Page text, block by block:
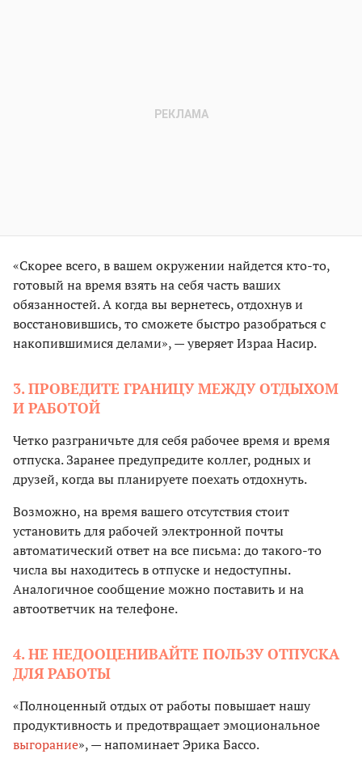
«Скорее всего, в вашем окружении найдется кто-то,
готовый на время взять на себя часть ваших
обязанностей. А когда вы вернетесь, отдохнув и
восстановившись, то сможете быстро разобраться с
накопившимися делами», — уверяет Израа Насир.
3. ПРОВЕДИТЕ ГРАНИЦУ МЕЖДУ ОТДЫХОМ
И РАБОТОЙ
Четко разграничьте для себя рабочее время и время
отпуска. Заранее предупредите коллег, родных и
друзей, когда вы планируете поехать отдохнуть.
Возможно, на время вашего отсутствия стоит
установить для рабочей электронной почты
автоматический ответ на все письма: до такого-то
числа вы находитесь в отпуске и недоступны.
Аналогичное сообщение можно поставить и на
автоответчик на телефоне.
4. НЕ НЕДООЦЕНИВАЙТЕ ПОЛЬЗУ ОТПУСКА
ДЛЯ РАБОТЫ
«Полноценный отдых от работы повышает нашу
продуктивность и предотвращает эмоциональное
выгорание», — напоминает Эрика Бассо.